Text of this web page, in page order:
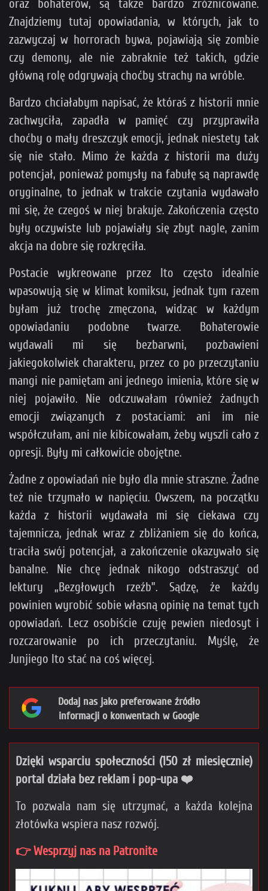
oraz bohaterów, są także bardzo zróżnicowane.
Znajdziemy tutaj opowiadania, w których, jak to
zazwyczaj w horrorach bywa, pojawiają się zombie
czy demony, ale nie zabraknie też takich, gdzie
główną rolę odgrywają choćby strachy na wróble.
Bardzo chciałabym napisać, że któraś z historii mnie
zachwyciła, zapadła w pamięć czy przyprawiła
choćby o mały dreszczyk emocji, jednak niestety tak
się nie stało. Mimo że każda z historii ma duży
potencjał, ponieważ pomysły na fabułę są naprawdę
oryginalne, to jednak w trakcie czytania wydawało
mi się, że czegoś w niej brakuje. Zakończenia często
były oczywiste lub pojawiały się zbyt nagle, zanim
akcja na dobre się rozkręciła.
Postacie wykreowane przez Ito często idealnie
wpasowują się w klimat komiksu, jednak tym razem
byłam już trochę zmęczona, widząc w każdym
opowiadaniu podobne twarze. Bohaterowie
wydawali mi się bezbarwni, pozbawieni
jakiegokolwiek charakteru, przez co po przeczytaniu
mangi nie pamiętam ani jednego imienia, które się w
niej pojawiło. Nie odczuwałam również żadnych
emocji związanych z postaciami: ani im nie
współczułam, ani nie kibicowałam, żeby wyszli cało z
opresji. Były mi całkowicie obojętne.
Żadne z opowiadań nie było dla mnie straszne. Żadne
też nie trzymało w napięciu. Owszem, na początku
każda z historii wydawała mi się ciekawa czy
tajemnicza, jednak wraz z zbliżaniem się do końca,
traciła swój potencjał, a zakończenie okazywało się
banalne. Nie chcę jednak nikogo odstraszyć od
lektury „Bezgłowych rzeźb”. Sądzę, że każdy
powinien wyrobić sobie własną opinię na temat tych
opowiadań. Lecz osobiście czuję pewien niedosyt i
rozczarowanie po ich przeczytaniu. Myślę, że
Junjiego Ito stać na coś więcej.
Dodaj nas jako preferowane źródło
informacji o konwentach w Google
Dzięki wsparciu społeczności (150 zł miesięcznie)
portal działa bez reklam i pop-upa ❤️
To pozwala nam się utrzymać, a każda kolejna
złotówka wspiera nasz rozwój.
👉 Wesprzyj nas na Patronite